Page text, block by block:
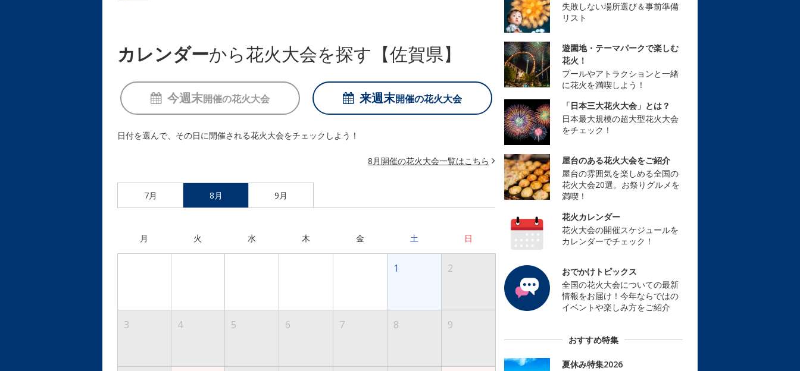
カレンダーから花火大会を探す【佐賀県】
今週末開催の花火大会 来週末開催の花火大会
日付を選んで、その日に開催される花火大会をチェックしよう！
8月開催の花火大会一覧はこちら
7月 8月 9月
月 火 水 木 金 土 日
1 2
3 4 5 6 7 8 9
失敗しない場所選び＆事前準備
リスト
遊園地・テーマパークで楽しむ
花火！
プールやアトラクションと一緒
に花火を満喫しよう！
「日本三大花火大会」とは？
日本最大規模の超大型花火大会
をチェック！
屋台のある花火大会をご紹介
屋台の雰囲気を楽しめる全国の
花火大会20選。お祭りグルメを
満喫！
花火カレンダー
花火大会の開催スケジュールを
カレンダーでチェック！
おでかけトピックス
全国の花火大会についての最新
情報をお届け！今年ならではの
イベントや楽しみ方をご紹介
おすすめ特集
夏休み特集2026